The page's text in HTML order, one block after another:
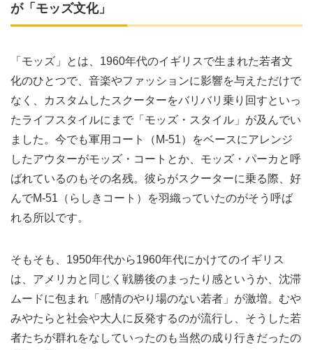
が「モッズ文化」
「モッズ」とは、1960年代のイギリスで生まれた若者文
化のひとつで、音楽やファッションに影響を与えただけで
なく、カスタムしたスクーターをバリバリ乗り回すといっ
たライフスタイルにまで「モッズ・スタイル」が及んでい
ました。今でも軍用コート（M-51）をベースにアレンジ
したアウターがモッズ・コートとか、モッズ・パーカと呼
ばれているのもその名残。彼らがスクーターに乗る際、好
んでM-51（らしきコート）を羽織っていたのがそう呼ば
れる所以です。
そもそも、1950年代から1960年代にかけてのイギリス
は、アメリカと同じく戦勝後のまったり感というか、沈滞
ムードに包まれ「感情のやり場のない若者」が激増。むや
みやたらと社会や大人に反発するのが流行し、そうした若
者たちが群れをなしていったのも当然の成り行きだったの